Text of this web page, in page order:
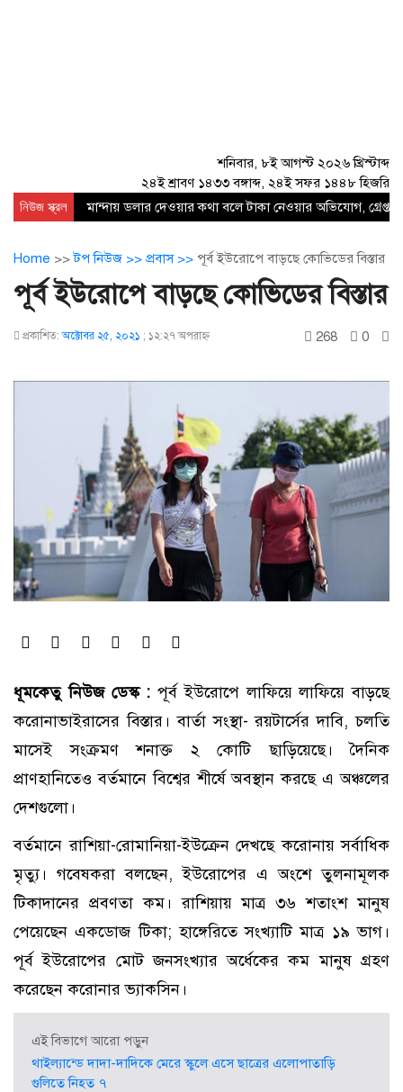
শনিবার, ৮ই আগস্ট ২০২৬ খ্রিস্টাব্দ
২৪ই শ্রাবণ ১৪৩৩ বঙ্গাব্দ, ২৪ই সফর ১৪৪৮ হিজরি
নিউজ স্ক্রল মান্দায় ডলার দেওয়ার কথা বলে টাকা নেওয়ার অভিযোগ,
Home >>টপ নিউজ >> প্রবাস >> পূর্ব ইউরোপে বাড়ছে কোভিডের বিস্তার
পূর্ব ইউরোপে বাড়ছে কোভিডের বিস্তার
প্রকাশিত:অক্টোবর ২৫, ২০২১ ; ১২:২৭ অপরাহ্ণ 268 0
ধূমকেতু নিউজ ডেস্ক : পূর্ব ইউরোপে লাফিয়ে লাফিয়ে বাড়ছে
করোনাভাইরাসের বিস্তার। বার্তা সংস্থা- রয়টার্সের দাবি, চলতি
মাসেই সংক্রমণ শনাক্ত ২ কোটি ছাড়িয়েছে। দৈনিক
প্রাণহানিতেও বর্তমানে বিশ্বের শীর্ষে অবস্থান করছে এ অঞ্চলের
দেশগুলো।
বর্তমানে রাশিয়া-রোমানিয়া-ইউক্রেন দেখছে করোনায় সর্বাধিক
মৃত্যু। গবেষকরা বলছেন, ইউরোপের এ অংশে তুলনামূলক
টিকাদানের প্রবণতা কম। রাশিয়ায় মাত্র ৩৬ শতাংশ মানুষ
পেয়েছেন একডোজ টিকা; হাঙ্গেরিতে সংখ্যাটি মাত্র ১৯ ভাগ।
পূর্ব ইউরোপের মোট জনসংখ্যার অর্ধেকের কম মানুষ গ্রহণ
করেছেন করোনার ভ্যাকসিন।
এই বিভাগে আরো পড়ুন
থাইল্যান্ডে দাদা-দাদিকে মেরে স্কুলে এসে ছাত্রের এলোপাতাড়ি
গুলিতে নিহত ৭